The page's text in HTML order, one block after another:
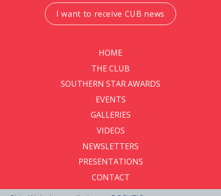
I want to receive CUB news
HOME
THE CLUB
SOUTHERN STAR AWARDS
EVENTS
GALLERIES
VIDEOS
NEWSLETTERS
PRESENTATIONS
CONTACT